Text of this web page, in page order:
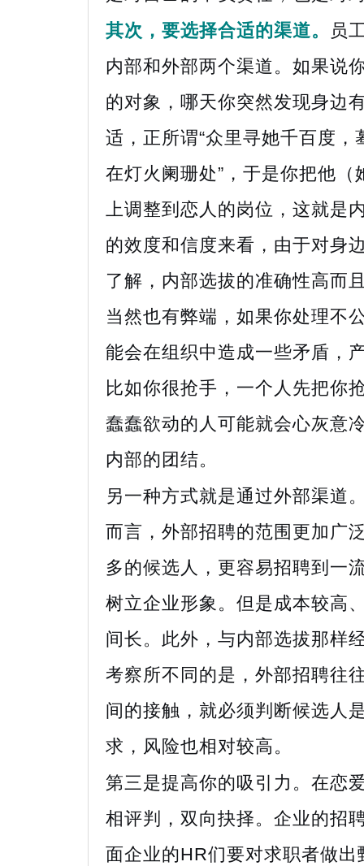
其次，要选择合适的渠道。
员
内部和外部两个渠道。如果说
的对象，哪天你突然发现身边
适，正所谓“众里寻她千百度，
在灯火阑珊处”，于是你把他（
上调整到恋人的岗位，这就是
的效度和信度来看，由于对身
了解，内部选拔的准确性高而
当然也有弊端，如果你处理不
能会在组织中造成一些矛盾，
比如你很抢手，一个人先把你
蠢蠢欲动的人可能就会心灰意
内部的团结。
另一种方式就是通过外部渠道
而言，外部招聘的范围更加广
多的候选人，更容易招聘到一
树立企业形象。但是成本较高
间长。此外，与内部选拔那样
考察所不同的是，外部招聘往
间的接触，就必须判断候选人
求，风险也相对较高。
第三是提高你的吸引力。在恋
相评判，双向抉择。企业的招
面企业的HR们要对求职者做